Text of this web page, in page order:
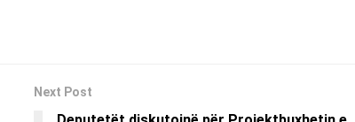
Next Post